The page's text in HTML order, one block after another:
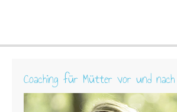
Coaching für Mütter vor und